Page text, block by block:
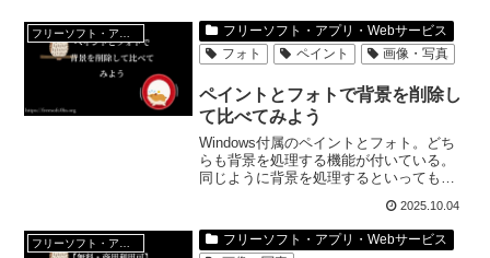
フリーソフト・アプリ・Webサービス
フリーソフト・アプリ・Webサービス
フォト
ペイント 画像・写真
ペイントとフォトで背景を削除し
て比べてみよう
Windows付属のペイントとフォト。どち
らも背景を処理する機能が付いている。
同じように背景を処理するといっても、
けど。フォトでできてペイントでできな
いことや背景を削除した画像を比べて見
てみたいと思う。
2025.10.04
フリーソフト・アプリ・Webサービス